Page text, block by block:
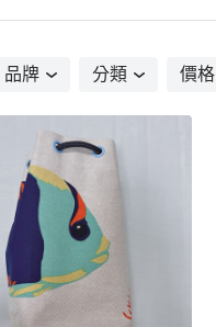
品牌 分類 價格